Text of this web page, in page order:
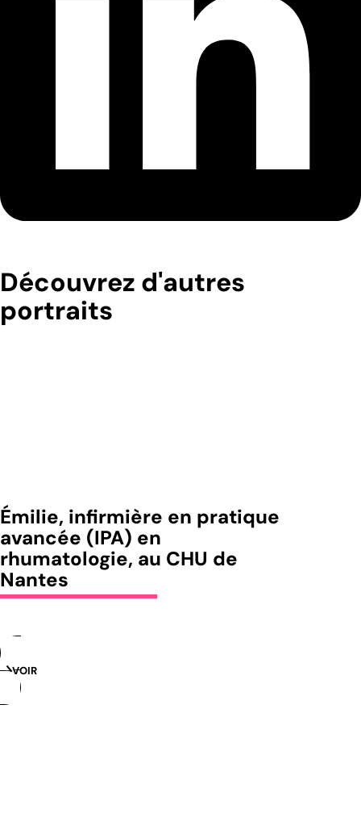
Découvrez d'autres
portraits
Émilie, infirmière en pratique
avancée (IPA) en
rhumatologie, au CHU de
Nantes
VOIR